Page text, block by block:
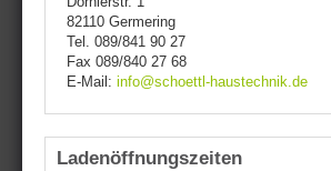
82110 Germering
Tel. 089/841 90 27
Fax 089/840 27 68
E-Mail: info@schoettl-haustechnik.de
Ladenöffnungszeiten